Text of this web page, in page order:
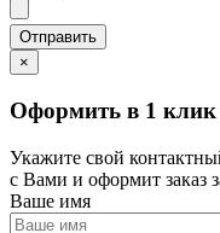
×
Оформить в 1 клик
Укажите свой
с Вами и оформит заказ
Ваше имя